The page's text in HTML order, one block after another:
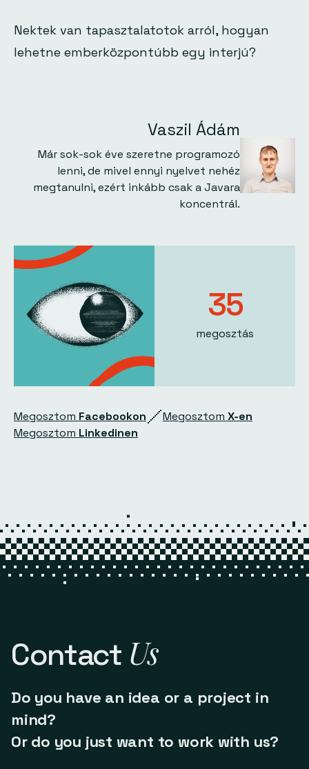
35
megosztás
Megosztom Facebookon Megosztom X-en
Megosztom Linkedinen
Nektek van tapasztalatotok arról, hogyan
lehetne emberközpontúbb egy interjú?
Vaszil Ádám
Már sok-sok éve szeretne programozó
lenni, de mivel ennyi nyelvet nehéz
megtanulni, ezért inkább csak a Javara
koncentrál.
Contact Us
Do you have an idea or a project in
mind?
Or do you just want to work with us?